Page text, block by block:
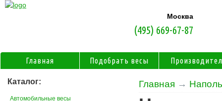
Главная →
Каталог:
Автомобильные весы
Москва
(495) 669-67-87
Главная Подобрать весы